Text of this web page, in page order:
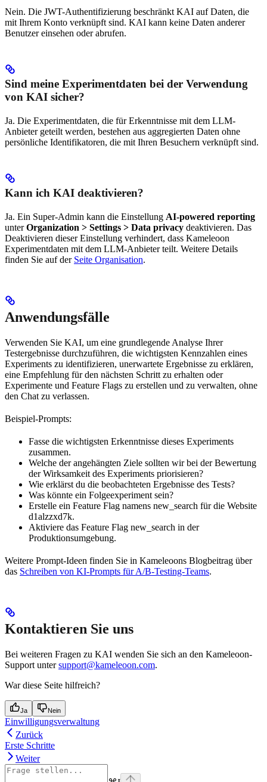
Nein. Die JWT-Authentifizierung beschränkt KAI auf Daten, die
mit Ihrem Konto verknüpft sind. KAI kann keine Daten anderer
Benutzer einsehen oder abrufen.
Sind meine Experimentdaten bei der Verwendung
von KAI sicher?
Ja. Die Experimentdaten, die für Erkenntnisse mit dem LLM-
Anbieter geteilt werden, bestehen aus aggregierten Daten ohne
persönliche Identifikatoren, die mit Ihren Besuchern verknüpft sind.
Kann ich KAI deaktivieren?
Ja. Ein Super-Admin kann die Einstellung AI-powered reporting
unterOrganization > Settings > Data privacy deaktivieren. Das
Deaktivieren dieser Einstellung verhindert, dass Kameleoon
Experimentdaten mit dem LLM-Anbieter teilt. Weitere Details
finden Sie auf der Seite Organisation.
Anwendungsfälle
Verwenden Sie KAI, um eine grundlegende Analyse Ihrer
Testergebnisse durchzuführen, die wichtigsten Kennzahlen eines
Experiments zu identifizieren, unerwartete Ergebnisse zu erklären,
eine Empfehlung für den nächsten Schritt zu erhalten oder
Experimente und Feature Flags zu erstellen und zu verwalten, ohne
den Chat zu verlassen.
Beispiel-Prompts:
Fasse die wichtigsten Erkenntnisse dieses Experiments
zusammen.
Welche der angehängten Ziele sollten wir bei der Bewertung
der Wirksamkeit des Experiments priorisieren?
Wie erklärst du die beobachteten Ergebnisse des Tests?
Was könnte ein Folgeexperiment sein?
Erstelle ein Feature Flag namens new_search für die Website
d1alzzxd7k.
Aktiviere das Feature Flag new_search in der
Produktionsumgebung.
Weitere Prompt-Ideen finden Sie in Kameleoons Blogbeitrag über
das Schreiben von KI-Prompts für A/B-Testing-Teams.
Kontaktieren Sie uns
Bei weiteren Fragen zu KAI wenden Sie sich an den Kameleoon-
Support untersupport@kameleoon.com.
War diese Seite hilfreich?
Ja Nein
Einwilligungsverwaltung
Zurück
Erste Schritte
Weiter